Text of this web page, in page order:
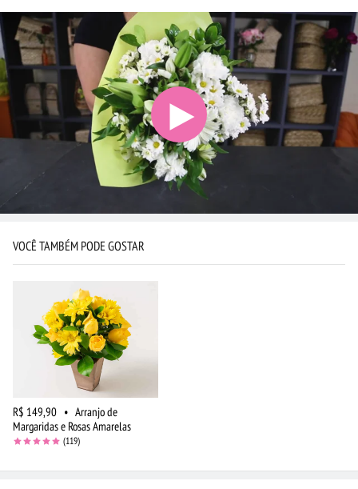
VOCÊ TAMBÉM PODE GOSTAR
R$ 149,90 • Arranjo de
Margaridas e Rosas Amarelas
(119)